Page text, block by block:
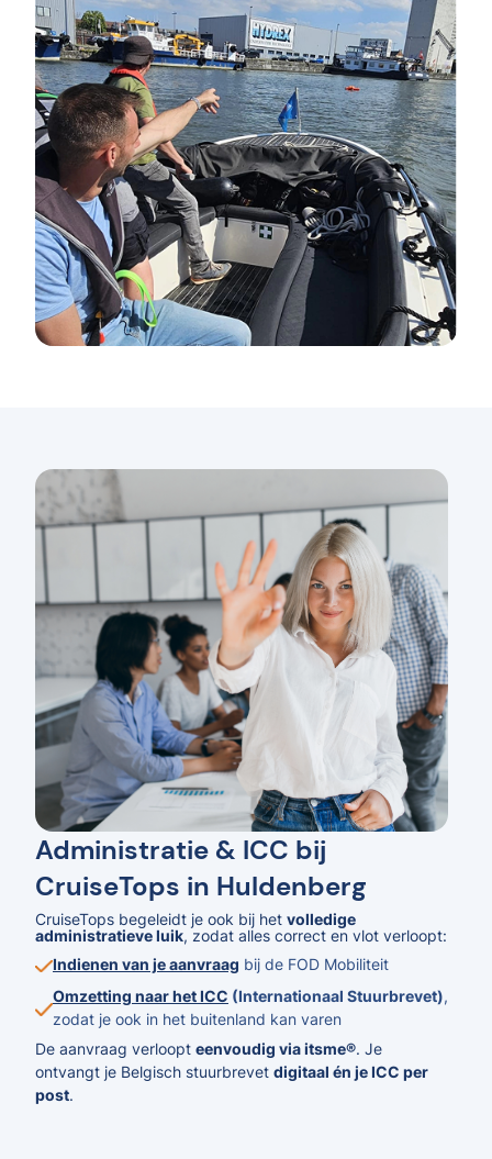
Administratie & ICC bij
CruiseTops in Huldenberg
CruiseTops begeleidt je ook bij het volledige
administratieve luik, zodat alles correct en vlot verloopt:
Indienen van je aanvraag bij de FOD Mobiliteit
Omzetting naar het ICC (Internationaal Stuurbrevet),
zodat je ook in het buitenland kan varen
De aanvraag verloopt eenvoudig via itsme®. Je
ontvangt je Belgisch stuurbrevet digitaal én je ICC per
post.